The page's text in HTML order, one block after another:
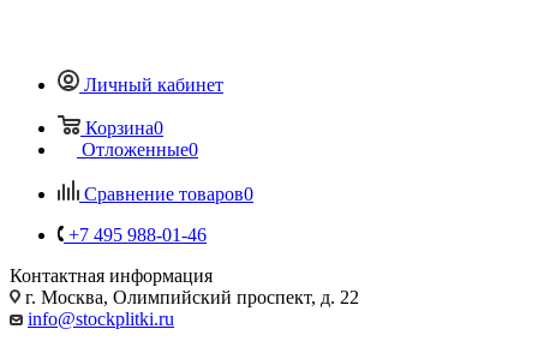
Личный кабинет
Корзина0
Отложенные0
Сравнение товаров0
+7 495 988-01-46
Контактная информация
г. Москва, Олимпийский проспект, д. 22
info@stockplitki.ru